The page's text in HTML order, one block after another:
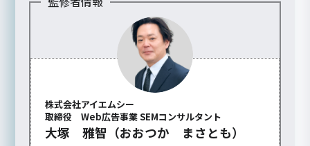
株式会社アイエムシー
取締役 Web広告事業 SEMコンサルタント
大塚 雅智（おおつか まさとも）